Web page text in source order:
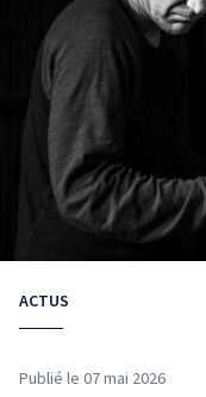
ACTUS
Publié le 07 mai 2026